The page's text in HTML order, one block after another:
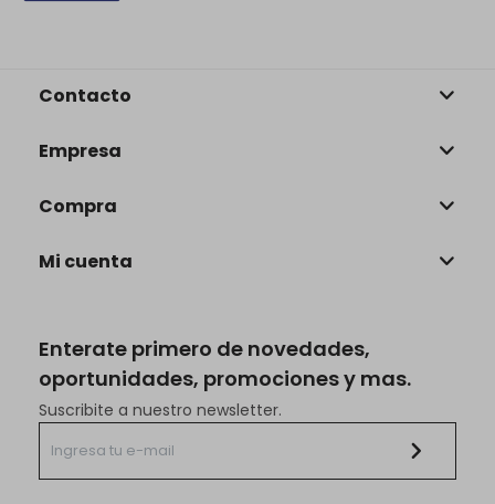
Enterate primero de novedades,
oportunidades, promociones y mas.
Suscribite a nuestro newsletter.
Contacto
Empresa
Compra
Mi cuenta